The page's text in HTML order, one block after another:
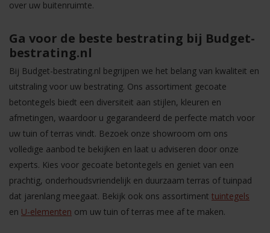
over uw buitenruimte.
Ga voor de beste bestrating bij Budget-
bestrating.nl
Bij Budget-bestrating.nl begrijpen we het belang van kwaliteit en
uitstraling voor uw bestrating. Ons assortiment gecoate
betontegels biedt een diversiteit aan stijlen, kleuren en
afmetingen, waardoor u gegarandeerd de perfecte match voor
uw tuin of terras vindt. Bezoek onze showroom om ons
volledige aanbod te bekijken en laat u adviseren door onze
experts. Kies voor gecoate betontegels en geniet van een
prachtig, onderhoudsvriendelijk en duurzaam terras of tuinpad
dat jarenlang meegaat. Bekijk ook ons assortiment tuintegels
en U-elementen om uw tuin of terras mee af te maken.